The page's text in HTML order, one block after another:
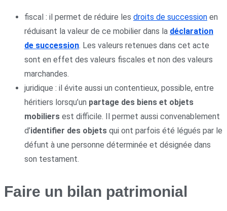
fiscal : il permet de réduire les droits de succession en
réduisant la valeur de ce mobilier dans la déclaration
de succession. Les valeurs retenues dans cet acte
sont en effet des valeurs fiscales et non des valeurs
marchandes.
juridique : il évite aussi un contentieux, possible, entre
héritiers lorsqu’un partage des biens et objets
mobiliers est difficile. Il permet aussi convenablement
d’identifier des objets qui ont parfois été légués par le
défunt à une personne déterminée et désignée dans
son testament.
Faire un bilan patrimonial